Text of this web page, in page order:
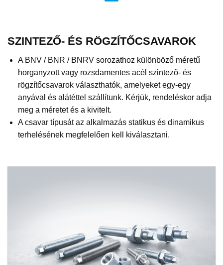
SZINTEZŐ- ÉS RÖGZÍTŐCSAVAROK
A BNV / BNR / BNRV sorozathoz különböző méretű
horganyzott vagy rozsdamentes acél szintező- és
rögzítőcsavarok választhatók, amelyeket egy-egy
anyával és alátéttel szállítunk. Kérjük, rendeléskor adja
meg a méretet és a kivitelt.
A csavar típusát az alkalmazás statikus és dinamikus
terhelésének megfelelően kell kiválasztani.